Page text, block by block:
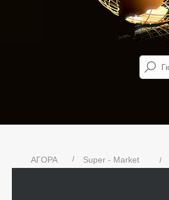
ΑΓΟΡΑ
Super - Market